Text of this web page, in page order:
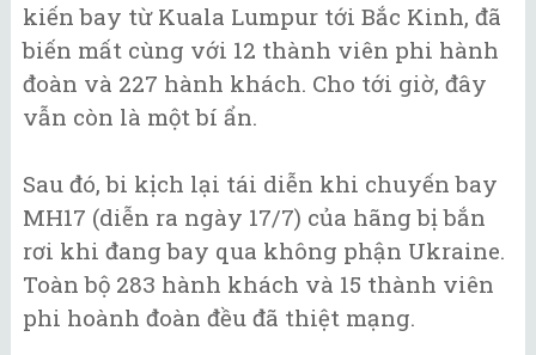
kiến bay từ Kuala Lumpur tới Bắc Kinh, đã
biến mất cùng với 12 thành viên phi hành
đoàn và 227 hành khách. Cho tới giờ, đây
vẫn còn là một bí ẩn.
Sau đó, bi kịch lại tái diễn khi chuyến bay
MH17 (diễn ra ngày 17/7) của hãng bị bắn
rơi khi đang bay qua không phận Ukraine.
Toàn bộ 283 hành khách và 15 thành viên
phi hoành đoàn đều đã thiệt mạng.